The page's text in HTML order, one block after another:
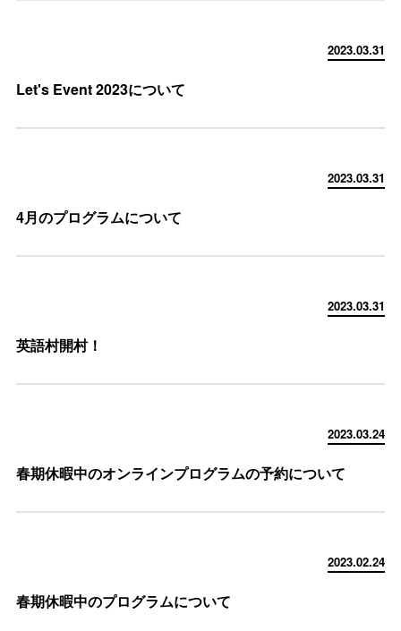
2023.03.31
Let's Event 2023について
2023.03.31
4月のプログラムについて
2023.03.31
英語村開村！
2023.03.24
春期休暇中のオンラインプログラムの予約について
2023.02.24
春期休暇中のプログラムについて